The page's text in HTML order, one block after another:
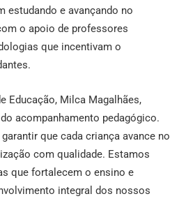
estudando e avançando no
o apoio de professores
que incentivam o
Educação, Milca Magalhães,
acompanhamento pedagógico.
que cada criança avance no
com qualidade. Estamos
que fortalecem o ensino e
integral dos nossos